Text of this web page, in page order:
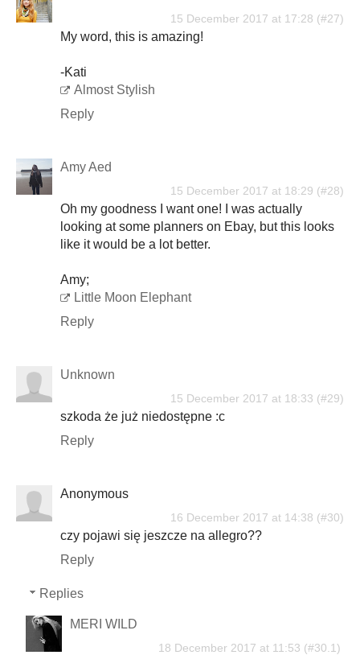
15 December 2017 at 17:28
My word, this is amazing!
-Kati
Almost Stylish
Reply
Amy Aed
15 December 2017 at 18:29
Oh my goodness I want one! I was actually
looking at some planners on Ebay, but this looks
like it would be a lot better.
Amy;
Little Moon Elephant
Reply
Unknown
15 December 2017 at 18:33
szkoda że już niedostępne :c
Reply
Anonymous
16 December 2017 at 14:38
czy pojawi się jeszcze na allegro??
Reply
Replies
MERI WILD
18 December 2017 at 11:53